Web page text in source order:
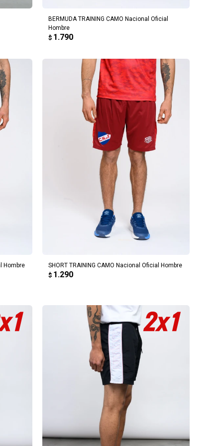
BERMUDA TRAINING CAMO Nacional Oficial
Hombre
$ 1.790
Hombre SHORT TRAINING CAMO Nacional Oficial Hombre
$ 1.290
AGREGAR AL CARRITO